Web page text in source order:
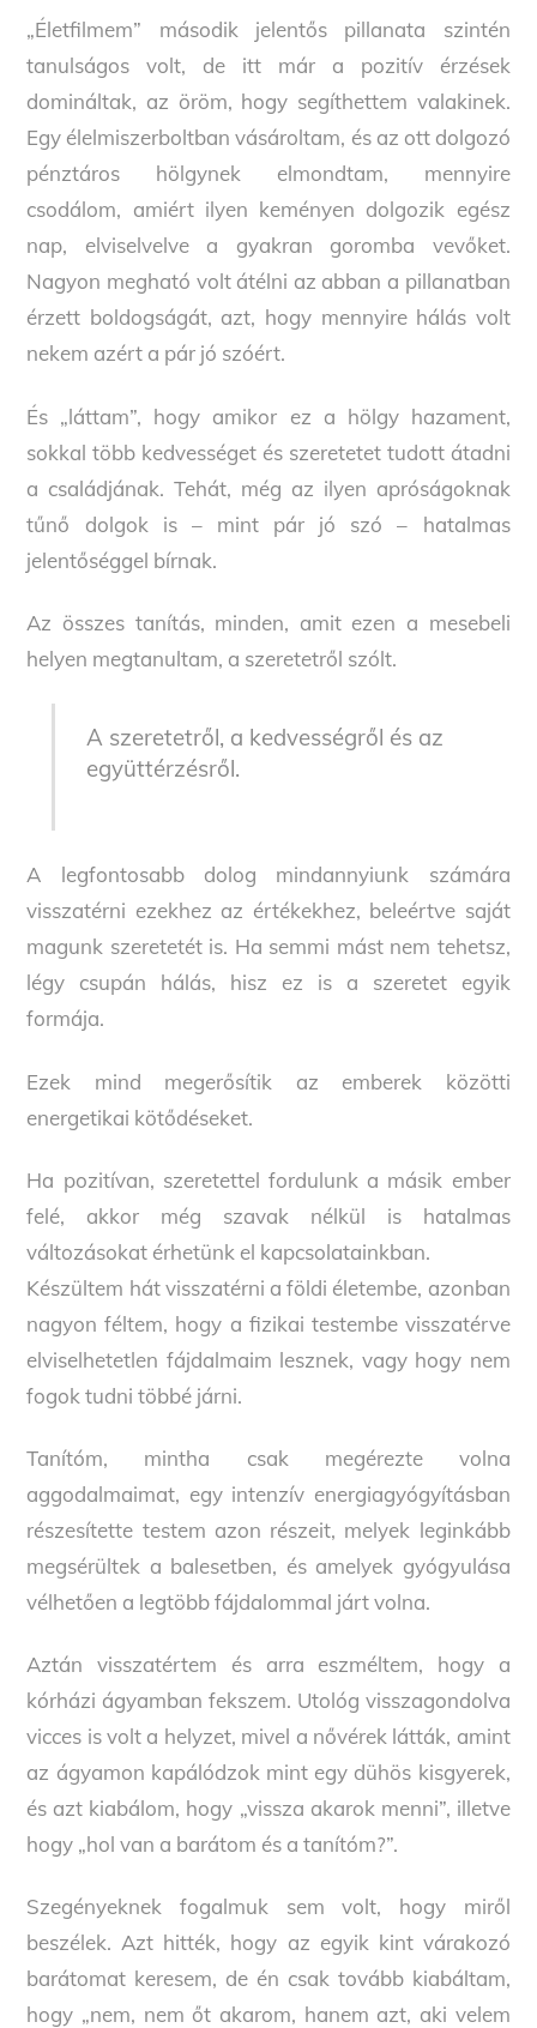
„Életfilmem” második jelentős pillanata szintén
tanulságos volt, de itt már a pozitív érzések
domináltak, az öröm, hogy segíthettem valakinek.
Egy élelmiszerboltban vásároltam, és az ott dolgozó
pénztáros hölgynek elmondtam, mennyire
csodálom, amiért ilyen keményen dolgozik egész
nap, elviselvelve a gyakran goromba vevőket.
Nagyon megható volt átélni az abban a pillanatban
érzett boldogságát, azt, hogy mennyire hálás volt
nekem azért a pár jó szóért.
És „láttam”, hogy amikor ez a hölgy hazament,
sokkal több kedvességet és szeretetet tudott átadni
a családjának. Tehát, még az ilyen apróságoknak
tűnő dolgok is – mint pár jó szó – hatalmas
jelentőséggel bírnak.
Az összes tanítás, minden, amit ezen a mesebeli
helyen megtanultam, a szeretetről szólt.
A szeretetről, a kedvességről és az
együttérzésről.
A legfontosabb dolog mindannyiunk számára
visszatérni ezekhez az értékekhez, beleértve saját
magunk szeretetét is. Ha semmi mást nem tehetsz,
légy csupán hálás, hisz ez is a szeretet egyik
formája.
Ezek mind megerősítik az emberek közötti
energetikai kötődéseket.
Ha pozitívan, szeretettel fordulunk a másik ember
felé, akkor még szavak nélkül is hatalmas
változásokat érhetünk el kapcsolatainkban.
Készültem hát visszatérni a földi életembe, azonban
nagyon féltem, hogy a fizikai testembe visszatérve
elviselhetetlen fájdalmaim lesznek, vagy hogy nem
fogok tudni többé járni.
Tanítóm, mintha csak megérezte volna
aggodalmaimat, egy intenzív energiagyógyításban
részesítette testem azon részeit, melyek leginkább
megsérültek a balesetben, és amelyek gyógyulása
vélhetően a legtöbb fájdalommal járt volna.
Aztán visszatértem és arra eszméltem, hogy a
kórházi ágyamban fekszem. Utológ visszagondolva
vicces is volt a helyzet, mivel a nővérek látták, amint
az ágyamon kapálódzok mint egy dühös kisgyerek,
és azt kiabálom, hogy „vissza akarok menni”, illetve
hogy „hol van a barátom és a tanítóm?”.
Szegényeknek fogalmuk sem volt, hogy miről
beszélek. Azt hitték, hogy az egyik kint várakozó
barátomat keresem, de én csak tovább kiabáltam,
hogy „nem, nem őt akarom, hanem azt, aki velem